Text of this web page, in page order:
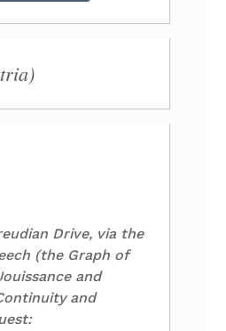
Drive, via the
(the Graph of
and
and